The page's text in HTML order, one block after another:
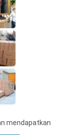
mendapatkan